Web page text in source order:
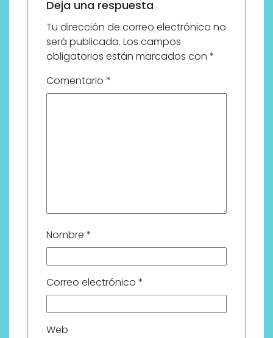
Deja una respuesta
Tu dirección de correo electrónico no
será publicada. Los campos
obligatorios están marcados con *
Comentario *
Nombre *
Correo electrónico *
Web